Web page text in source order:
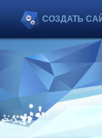
СОЗДАТЬ